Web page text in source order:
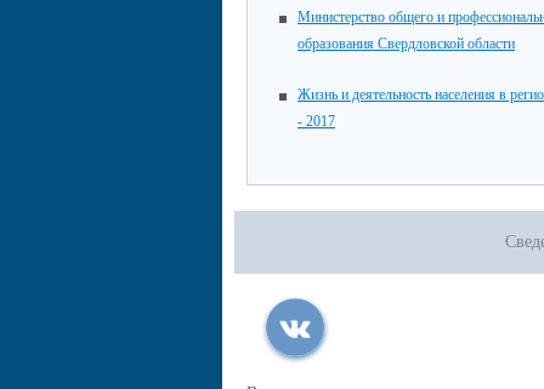
Министерство общего и
образования Свердловской области
Жизнь и деятельность населения в
- 2017